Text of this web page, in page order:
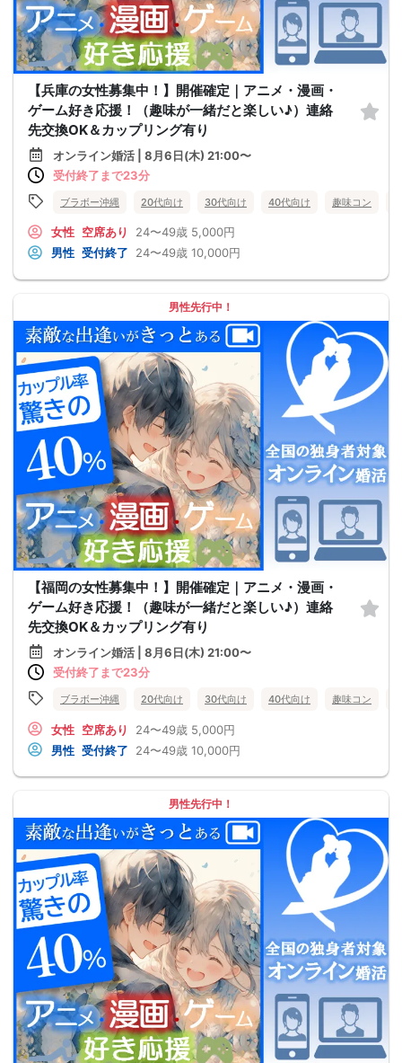
【兵庫の女性募集中！】開催確定｜アニメ・漫画・
ゲーム好き応援！（趣味が一緒だと楽しい♪）連絡
先交換OK＆カップリング有り
オンライン婚活 | 8月6日(木) 21:00〜
受付終了まで23分
ブラボー沖縄 20代向け 30代向け 40代向け 趣味コン
女性 空席あり 24〜49歳 5,000円
男性 受付終了 24〜49歳 10,000円
男性先行中！
【福岡の女性募集中！】開催確定｜アニメ・漫画・
ゲーム好き応援！（趣味が一緒だと楽しい♪）連絡
先交換OK＆カップリング有り
オンライン婚活 | 8月6日(木) 21:00〜
受付終了まで23分
ブラボー沖縄 20代向け 30代向け 40代向け 趣味コン
女性 空席あり 24〜49歳 5,000円
男性 受付終了 24〜49歳 10,000円
男性先行中！